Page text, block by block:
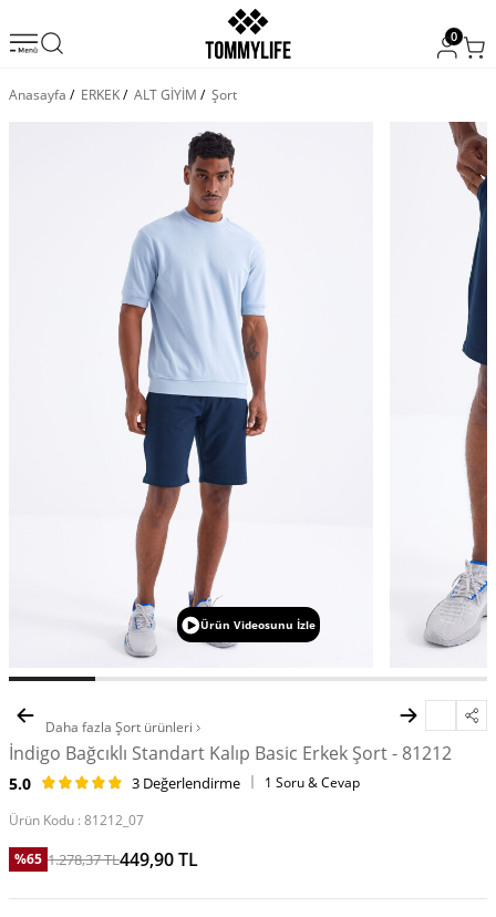
0
Anasayfa / ERKEK/ ALT GİYİM / Şort
Ürün Videosunu İzle
Daha fazla Şort ürünleri
İndigo Bağcıklı Standart Kalıp Basic Erkek Şort - 81212
5.0 3 Değerlendirme
1 Soru & Cevap
Ürün Kodu : 81212_07
%65 1.278,37TL449,90TL